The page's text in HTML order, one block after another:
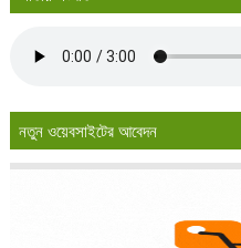
নতুন ওয়েবসাইটের আবেদন